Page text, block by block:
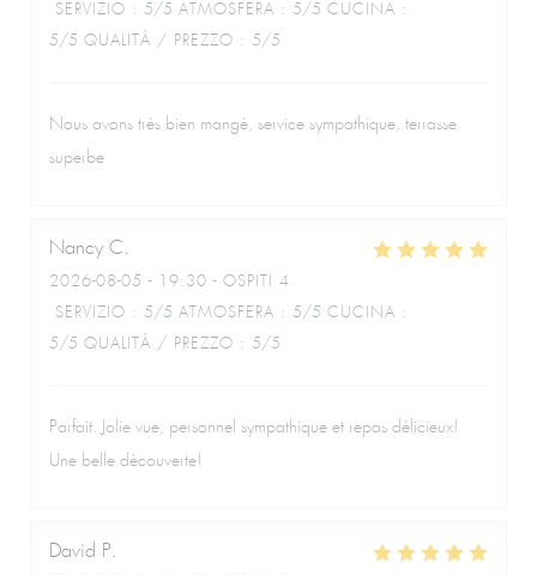
SERVIZIO : 5/5 ATMOSFERA : 5/5 CUCINA :
5/5 QUALITÀ / PREZZO : 5/5
Nous avons très bien mangé, service sympathique, terrasse
superbe
Nancy C
2026-08-05 - 19:30 - OSPITI 4
SERVIZIO : 5/5 ATMOSFERA : 5/5 CUCINA :
5/5 QUALITÀ / PREZZO : 5/5
Parfait. Jolie vue, personnel sympathique et repas délicieux!
Une belle découverte!
David P